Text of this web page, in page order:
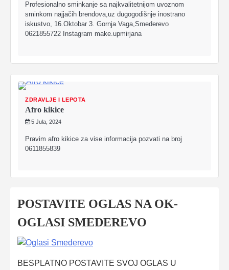
Profesionalno sminkanje sa najkvalitetnijom uvoznom
sminkom najjačih brendova,uz dugogodišnje inostrano
iskustvo, 16.Oktobar 3. Gornja Vaga,Smederevo
0621855722 Instagram make.upmirjana
ZDRAVLJE I LEPOTA
Afro kikice
5 Jula, 2024
Pravim afro kikice za vise informacija pozvati na broj
0611855839
POSTAVITE OGLAS NA OK-
OGLASI SMEDEREVO
BESPLATNO POSTAVITE SVOJ OGLAS U